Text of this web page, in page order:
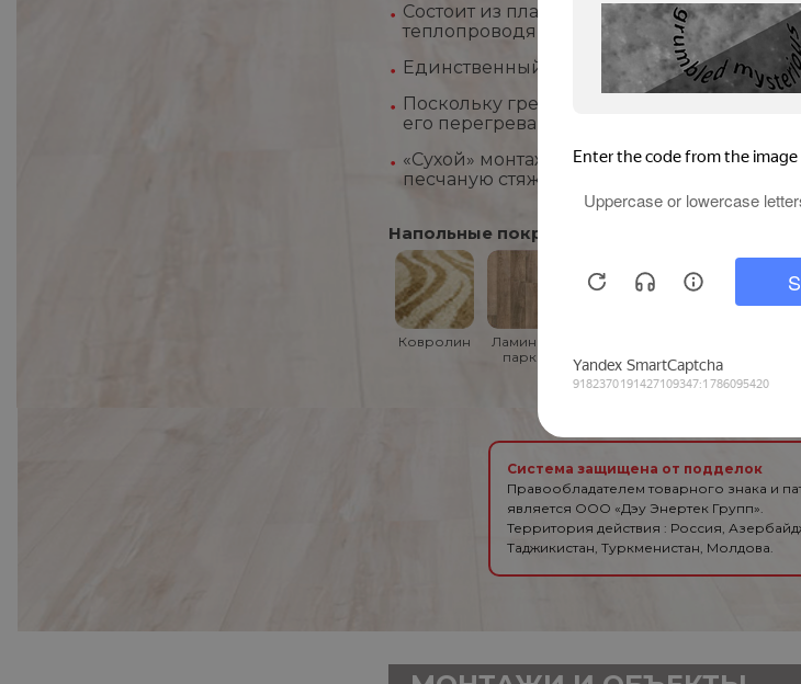
Состоит из пластиковой трубы с
теплопроводящей жидкостью внутри
Единственный ремонтируемый теплый
Поскольку греющий кабель находится в
его перегрева практически не встречаются
«Сухой» монтаж в пенопластовые листы
песчаную стяжку
Напольные покрытия
Ковролин
Ламинат и
паркет
и ПВХ-
плитка
плитка
Система защищена от подделок
Правообладателем товарного знака и
является ООО «Дэу Энертек Групп».
Территория действия : Россия,
Таджикистан, Туркменистан, Молдова.